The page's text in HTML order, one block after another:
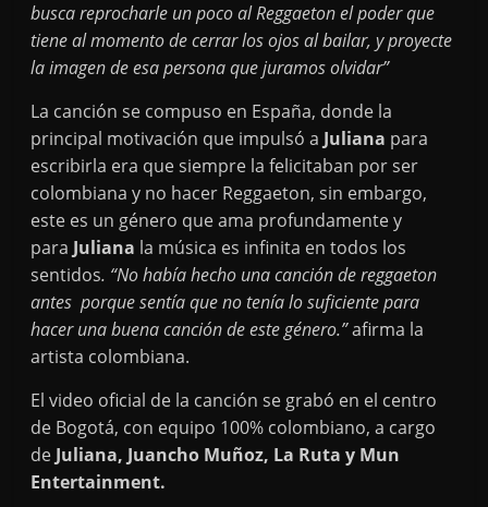
busca reprocharle un poco al Reggaeton el poder que
tiene al momento de cerrar los ojos al bailar, y proyecte
la imagen de esa persona que juramos olvidar”
La canción se compuso en España, donde la
principal motivación que impulsó a Juliana para
escribirla era que siempre la felicitaban por ser
colombiana y no hacer Reggaeton, sin embargo,
este es un género que ama profundamente y
para Juliana la música es infinita en todos los
sentidos. “No había hecho una canción de reggaeton
antes porque sentía que no tenía lo suficiente para
hacer una buena canción de este género.”afirma la
artista colombiana.
El video oficial de la canción se grabó en el centro
de Bogotá, con equipo 100% colombiano, a cargo
de Juliana, Juancho Muñoz, La Ruta y Mun
Entertainment.